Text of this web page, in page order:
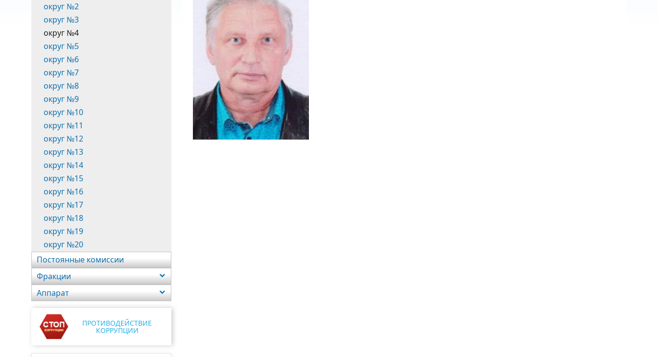
округ №2
округ №3
округ №4
округ №5
округ №6
округ №7
округ №8
округ №9
округ №10
округ №11
округ №12
округ №13
округ №14
округ №15
округ №16
округ №17
округ №18
округ №19
округ №20
Постоянные комиссии
Фракции
Аппарат
ПРОТИВОДЕЙСТВИЕ
КОРРУПЦИИ